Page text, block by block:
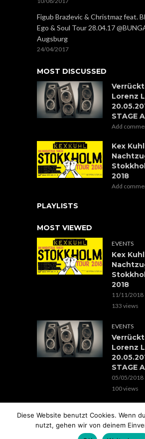
Figub Brazlevic & Christmaz feat.
Ego & Soul Tour 28.04.17
Augsburg
24/04/2017
MOST DISCUSSED
Lorenz
STAGE
Add
Kex
2018
Add
PLAYLISTS
MOST VIEWED
EVENTS
Kex
2018
11/11/2018
133 views
EVENTS
Lorenz
STAGE
05/05/2018
100 views
Rap im
mit
Diese Website benutzt Cookies. Wenn
nutzt, gehen wir von deinem